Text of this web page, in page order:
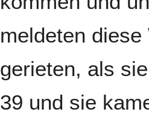
meldeten
gerieten, als
39 und sie